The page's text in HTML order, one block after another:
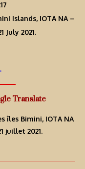
Islands, IOTA NA –
July 2021.
Translate
îles Bimini, IOTA NA
juillet 2021.